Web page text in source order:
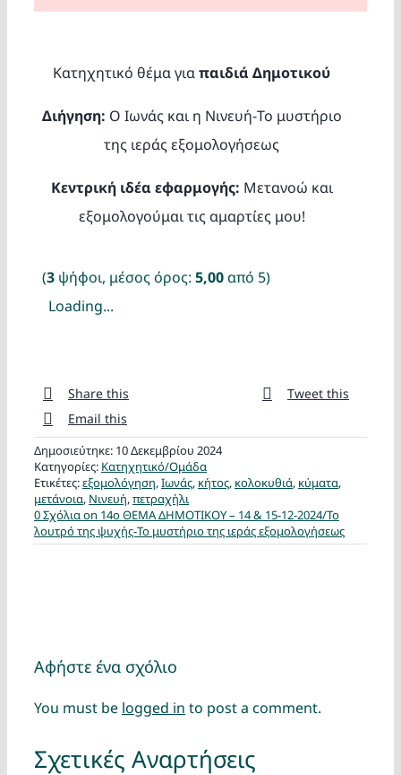
Κατηχητικό θέμα γιαπαιδιά Δημοτικού
Διήγηση: Ο Ιωνάς και η Νινευή-Το μυστήριο
της ιεράς εξομολογήσεως
Κεντρική ιδέα εφαρμογής: Μετανοώ και
εξομολογούμαι τις αμαρτίες μου!
(3 ψήφοι, μέσος όρος: 5,00από 5)
Loading...
Share this
Tweet this
Email this
Δημοσιεύτηκε: 10 Δεκεμβρίου 2024
Κατηγορίες: Κατηχητικό/Ομάδα
Ετικέτες:εξομολόγηση,Ιωνάς, κήτος, κολοκυθιά, κύματα,
μετάνοια, Νινευή,πετραχήλι
0 Σχόλιαon 14ο ΘΕΜΑ ΔΗΜΟΤΙΚΟΥ – 14 & 15-12-2024/Το
λουτρό της ψυχής-Το μυστήριο της ιεράς εξομολογήσεως
Αφήστε ένα σχόλιο
You must be logged in to post a comment.
Σχετικές Αναρτήσεις